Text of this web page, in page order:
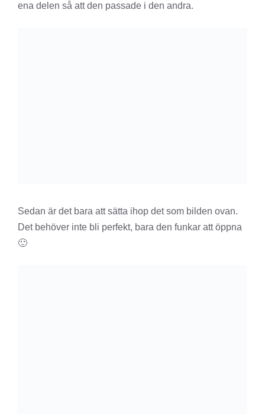
ena delen så att den passade i den andra.
Sedan är det bara att sätta ihop det som bilden ovan.
Det behöver inte bli perfekt, bara den funkar att öppna
🙂